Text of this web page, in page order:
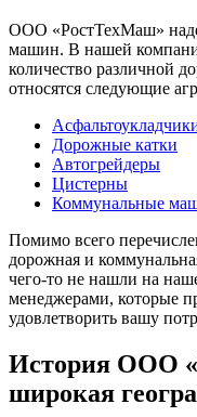
ООО «РостТехМаш»
машин. В нашей
количество различной
относятся следующие
Дорожные катки
Автогрейдеры
Цистерны
Коммунальные
Помимо всего
дорожная и
чего-то не нашли на
менеджерами, которые
удовлетворить вашу
История ООО
широкая